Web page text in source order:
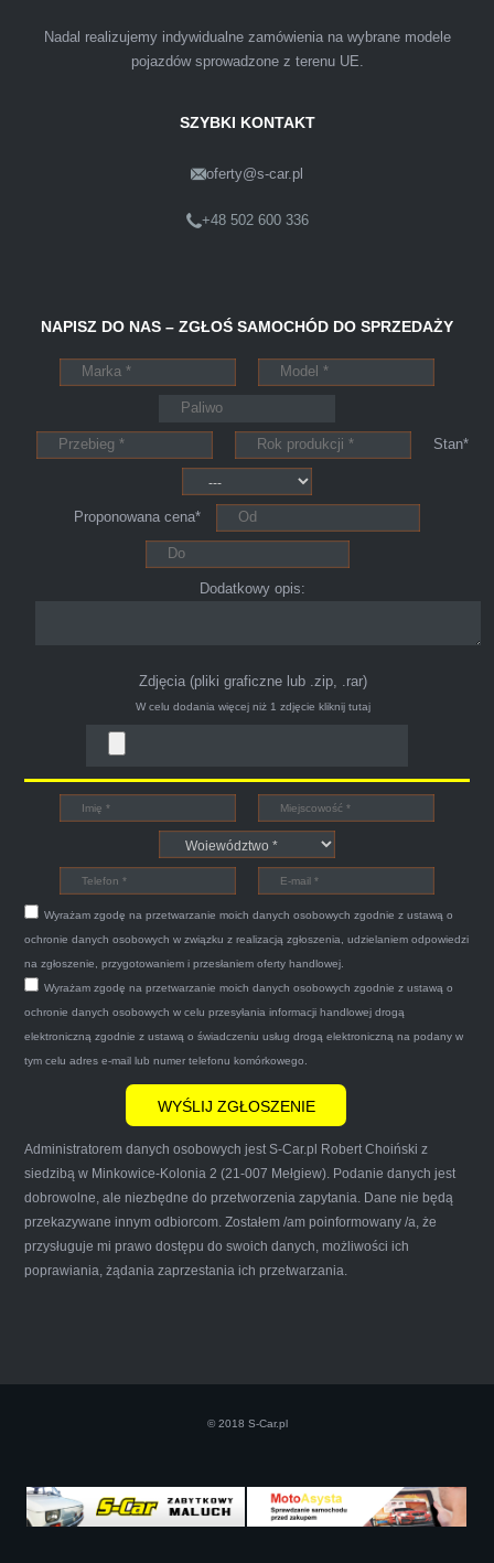
warunkach finansowych.
Lublin
Pewnego dnia Rozmawialem z kolega na
Powiedział że sprzedał ostatnio swojego
Peugeota dwie godziny po telefonie do skupu
aut s-car.pl. Zadzwoniłem pod nr tel 703 403
025 po ok trzech godzinach przyjechało dwóch
młodych kulturalnych panów przy kawie w
ciągu 15min odkupili ode mnie samochód.
Polecam pewna i profesjonalna firma maja
konto na Facebooku .
Witam,ja jestem bardzo zadowolona z usługi S-
Car.pl sprzedałam swoją wysłużoną corsinę
tego samego dnia miły grzeczny pan przyjechał
po trzech godzinach autolawetą sprawnie
zapakował auto wypisał dokumenty i wypłacił
gotówkę.Zdecydowanie mogę polecić tą firmę
mnie do skorzystania z ich usług przekonało to
że są na FACEBOOKU i każdy tam może
wyrazić opinię na ich temat.
Iwona Górska
naprawde ludzki, nie zdziera, nie oszukuje.
Nadal realizujemy indywidualne zamówienia na wybrane modele
pojazdów sprowadzone z terenu UE.
SZYBKI KONTAKT
oferty@s-car.pl
+48 502 600 336
NAPISZ DO NAS – ZGŁOŚ SAMOCHÓD DO SPRZEDAŻY
Stan*
Proponowana cena*
Dodatkowy opis:
Zdjęcia (pliki graficzne lub .zip, .rar)
W celu dodania więcej niż 1 zdjęcie kliknij tutaj
Wyrażam zgodę na przetwarzanie moich danych osobowych zgodnie z ustawą o
ochronie danych osobowych w związku z realizacją zgłoszenia, udzielaniem odpowiedzi
na zgłoszenie, przygotowaniem i przesłaniem oferty handlowej.
Wyrażam zgodę na przetwarzanie moich danych osobowych zgodnie z ustawą o
ochronie danych osobowych w celu przesyłania informacji handlowej drogą
elektroniczną zgodnie z ustawą o świadczeniu usług drogą elektroniczną na podany w
tym celu adres e-mail lub numer telefonu komórkowego.
Administratorem danych osobowych jest S-Car.pl Robert Choiński z
siedzibą w Minkowice-Kolonia 2 (21-007 Mełgiew). Podanie danych jest
dobrowolne, ale niezbędne do przetworzenia zapytania. Dane nie będą
przekazywane innym odbiorcom. Zostałem /am poinformowany /a, że
przysługuje mi prawo dostępu do swoich danych, możliwości ich
poprawiania, żądania zaprzestania ich przetwarzania.
© 2018 S-Car.pl